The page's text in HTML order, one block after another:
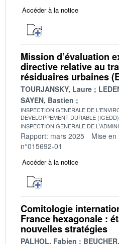
Accéder à la notice
Mission d’évaluation
directive relative au
résiduaires urbaines
TOURJANSKY, Laure
SAYEN, Bastien
INSPECTION GENERALE DE
DEVELOPPEMENT DURABLE (IGEDD)
INSPECTION GENERALE DE
Rapport: mars 2025 Mise en
n°015692-01
Accéder à la notice
Comitologie
France hexagonale :
nouvelles stratégies
PALHOL, Fabien